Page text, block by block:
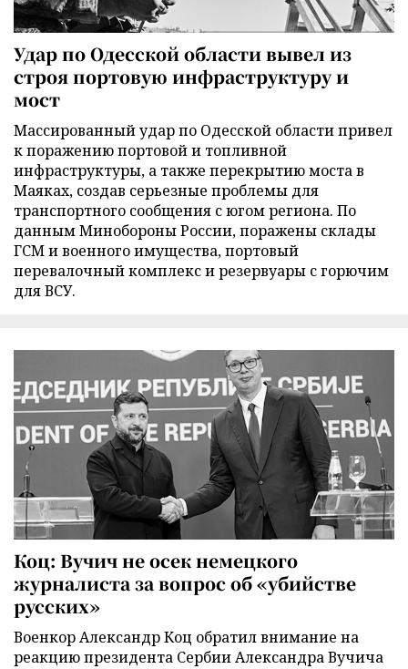
Удар по Одесской области вывел из
строя портовую инфраструктуру и
мост
Массированный удар по Одесской области привел
к поражению портовой и топливной
инфраструктуры, а также перекрытию моста в
Маяках, создав серьезные проблемы для
транспортного сообщения с югом региона. По
данным Минобороны России, поражены склады
ГСМ и военного имущества, портовый
перевалочный комплекс и резервуары с горючим
для ВСУ.
Коц: Вучич не осек немецкого
журналиста за вопрос об «убийстве
русских»
Военкор Александр Коц обратил внимание на
реакцию президента Сербии Александра Вучича